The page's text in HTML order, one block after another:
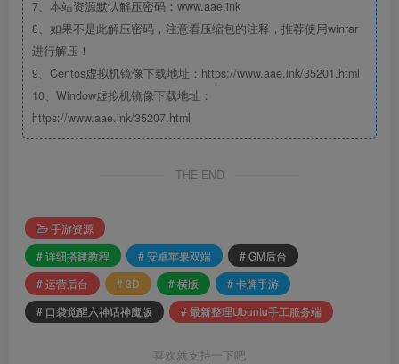
7、本站资源默认解压密码：www.aae.ink
8、如果不是此解压密码，注意看压缩包的注释，推荐使用winrar
进行解压！
9、Centos虚拟机镜像下载地址：https://www.aae.ink/35201.html
10、Window虚拟机镜像下载地址：
https://www.aae.ink/35207.html
THE END
手游资源
# 详细搭建教程
# 安卓苹果双端
# GM后台
# 运营后台
# 3D # 横版
# 卡牌手游
# 口袋觉醒六神话神魔版
# 最新整理Ubuntu手工服务端
喜欢就支持一下吧